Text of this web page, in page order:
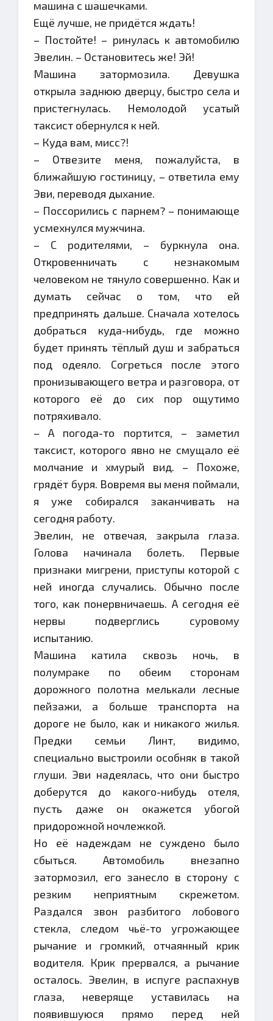
машина с шашечками.
Ещё лучше, не придётся ждать!
– Постойте! – ринулась к автомобилю
Эвелин. – Остановитесь же! Эй!
Машина затормозила. Девушка
открыла заднюю дверцу, быстро села и
пристегнулась. Немолодой усатый
таксист обернулся к ней.
– Куда вам, мисс?!
– Отвезите меня, пожалуйста, в
ближайшую гостиницу, – ответила ему
Эви, переводя дыхание.
– Поссорились с парнем? – понимающе
усмехнулся мужчина.
– С родителями, – буркнула она.
Откровенничать с незнакомым
человеком не тянуло совершенно. Как и
думать сейчас о том, что ей
предпринять дальше. Сначала хотелось
добраться куда-нибудь, где можно
будет принять тёплый душ и забраться
под одеяло. Согреться после этого
пронизывающего ветра и разговора, от
которого её до сих пор ощутимо
потряхивало.
– А погода-то портится, – заметил
таксист, которого явно не смущало её
молчание и хмурый вид. – Похоже,
грядёт буря. Вовремя вы меня поймали,
я уже собирался заканчивать на
сегодня работу.
Эвелин, не отвечая, закрыла глаза.
Голова начинала болеть. Первые
признаки мигрени, приступы которой с
ней иногда случались. Обычно после
того, как понервничаешь. А сегодня её
нервы подверглись суровому
испытанию.
Машина катила сквозь ночь, в
полумраке по обеим сторонам
дорожного полотна мелькали лесные
пейзажи, а больше транспорта на
дороге не было, как и никакого жилья.
Предки семьи Линт, видимо,
специально выстроили особняк в такой
глуши. Эви надеялась, что они быстро
доберутся до какого-нибудь отеля,
пусть даже он окажется убогой
придорожной ночлежкой.
Но её надеждам не суждено было
сбыться. Автомобиль внезапно
затормозил, его занесло в сторону с
резким неприятным скрежетом.
Раздался звон разбитого лобового
стекла, следом чьё-то угрожающее
рычание и громкий, отчаянный крик
водителя. Крик прервался, а рычание
осталось. Эвелин, в испуге распахнув
глаза, неверяще уставилась на
появившуюся прямо перед ней